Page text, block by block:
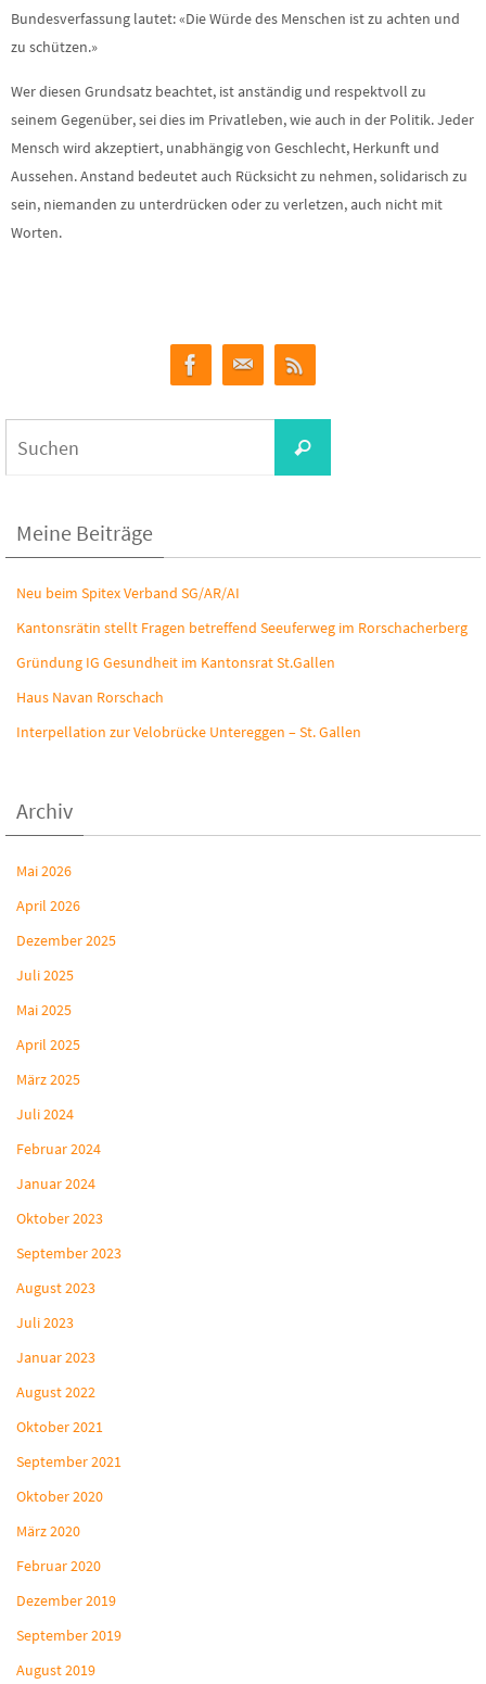
Bundesverfassung lautet: «Die Würde des Menschen ist zu achten und
zu schützen.»
Wer diesen Grundsatz beachtet, ist anständig und respektvoll zu
seinem Gegenüber, sei dies im Privatleben, wie auch in der Politik. Jeder
Mensch wird akzeptiert, unabhängig von Geschlecht, Herkunft und
Aussehen. Anstand bedeutet auch Rücksicht zu nehmen, solidarisch zu
sein, niemanden zu unterdrücken oder zu verletzen, auch nicht mit
Worten.
Suchen
Meine Beiträge
Neu beim Spitex Verband SG/AR/AI
Kantonsrätin stellt Fragen betreffend Seeuferweg im Rorschacherberg
Gründung IG Gesundheit im Kantonsrat St.Gallen
Haus Navan Rorschach
Interpellation zur Velobrücke Untereggen – St. Gallen
Archiv
Mai 2026
April 2026
Dezember 2025
Juli 2025
Mai 2025
April 2025
März 2025
Juli 2024
Februar 2024
Januar 2024
Oktober 2023
September 2023
August 2023
Juli 2023
Januar 2023
August 2022
Oktober 2021
September 2021
Oktober 2020
März 2020
Februar 2020
Dezember 2019
September 2019
August 2019